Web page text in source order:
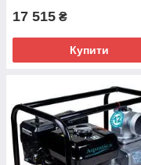
17 515 ₴
Купити